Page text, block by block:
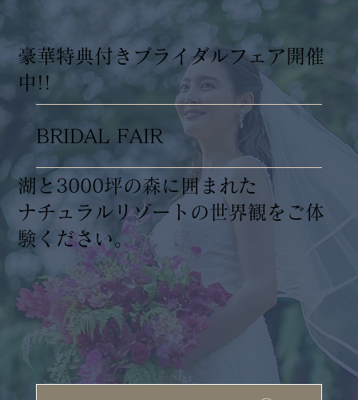
​豪華特典付きブライダルフェア開催
中!!
BRIDAL FAIR
湖と3000坪の森に囲まれた
ナチュラルリゾートの世界観をご体
験ください。